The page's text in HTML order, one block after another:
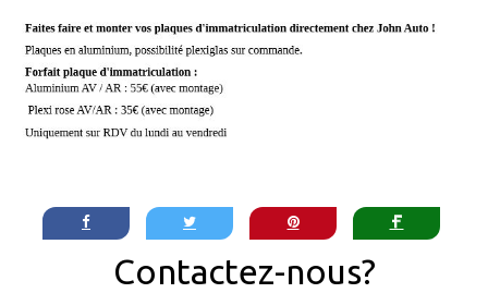
Contactez-nous?